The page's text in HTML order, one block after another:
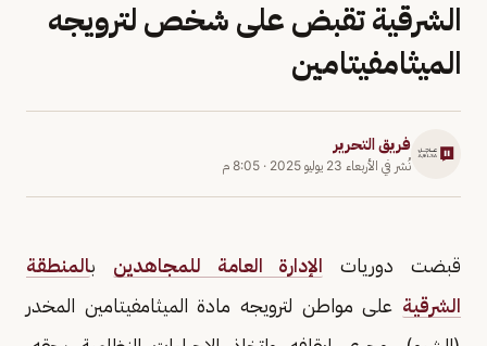
الشرقية تقبض على شخص لترويجه
الميثامفيتامين
فريق التحرير
نُشر في الأربعاء 23 يوليو 2025 · 8:05 م
قبضت دوريات الإدارة العامة للمجاهدين بالمنطقة
الشرقية على مواطن لترويجه مادة الميثامفيتامين المخدر